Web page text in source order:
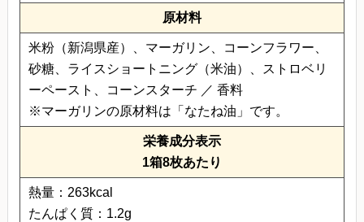
原材料
米粉（新潟県産）、マーガリン、コーンフラワー、
砂糖、ライスショートニング（米油）、ストロベリ
ーペースト、コーンスターチ ／ 香料
※マーガリンの原材料は「なたね油」です。
栄養成分表示
1箱8枚あたり
熱量：263kcal
たんぱく質：1.2g